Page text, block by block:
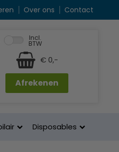
Over ons Contact
Incl.
BTW
€ 0,-
Afrekenen
Disposables